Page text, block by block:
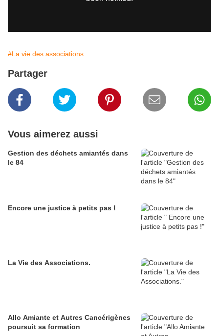
#La vie des associations
Partager
Vous aimerez aussi
Gestion des déchets amiantés dans
le 84
Encore une justice à petits pas !
La Vie des Associations.
Allo Amiante et Autres Cancérigènes
poursuit sa formation